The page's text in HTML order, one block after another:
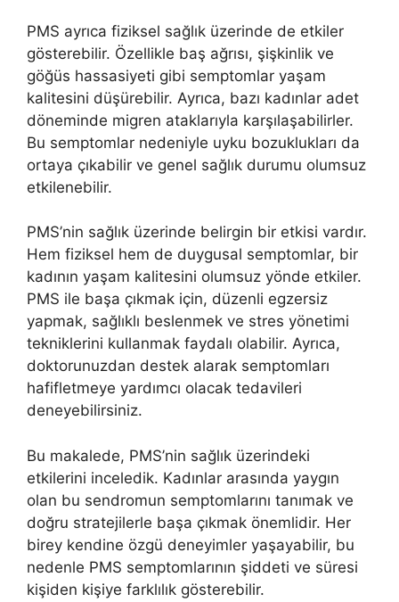
PMS ayrıca fiziksel sağlık üzerinde de etkiler
gösterebilir. Özellikle baş ağrısı, şişkinlik ve
göğüs hassasiyeti gibi semptomlar yaşam
kalitesini düşürebilir. Ayrıca, bazı kadınlar adet
döneminde migren ataklarıyla karşılaşabilirler.
Bu semptomlar nedeniyle uyku bozuklukları da
ortaya çıkabilir ve genel sağlık durumu olumsuz
etkilenebilir.
PMS’nin sağlık üzerinde belirgin bir etkisi vardır.
Hem fiziksel hem de duygusal semptomlar, bir
kadının yaşam kalitesini olumsuz yönde etkiler.
PMS ile başa çıkmak için, düzenli egzersiz
yapmak, sağlıklı beslenmek ve stres yönetimi
tekniklerini kullanmak faydalı olabilir. Ayrıca,
doktorunuzdan destek alarak semptomları
hafifletmeye yardımcı olacak tedavileri
deneyebilirsiniz.
Bu makalede, PMS’nin sağlık üzerindeki
etkilerini inceledik. Kadınlar arasında yaygın
olan bu sendromun semptomlarını tanımak ve
doğru stratejilerle başa çıkmak önemlidir. Her
birey kendine özgü deneyimler yaşayabilir, bu
nedenle PMS semptomlarının şiddeti ve süresi
kişiden kişiye farklılık gösterebilir.